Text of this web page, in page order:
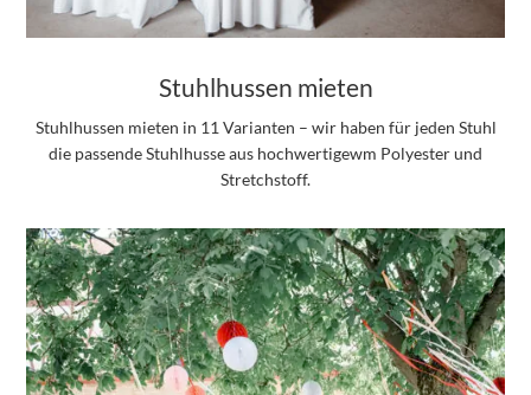
Stuhlhussen mieten
Stuhlhussen mieten in 11 Varianten – wir haben für jeden Stuhl
die passende Stuhlhusse aus hochwertigewm Polyester und
Stretchstoff.